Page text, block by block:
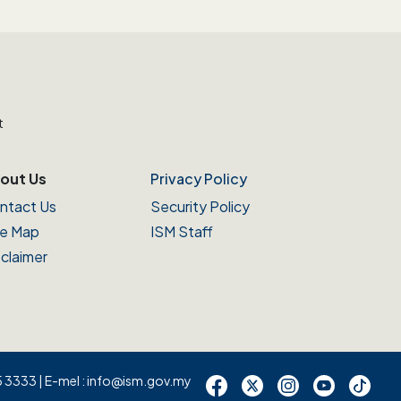
Us
Us
Map
Privacy Policy
Security Policy
ISM Staff
3333 | E-mel : info@ism.gov.my